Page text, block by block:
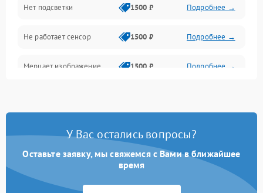
Проблемы с работой системы, корпусом и другие
Нет подсветки 1500 ₽ Подробнее →
Не работает сенсор 1500 ₽ Подробнее →
Мерцает изображение 1500 ₽ Подробнее →
У Вас остались вопросы?
Оставьте заявку, мы свяжемся с Вами в ближайшее
время